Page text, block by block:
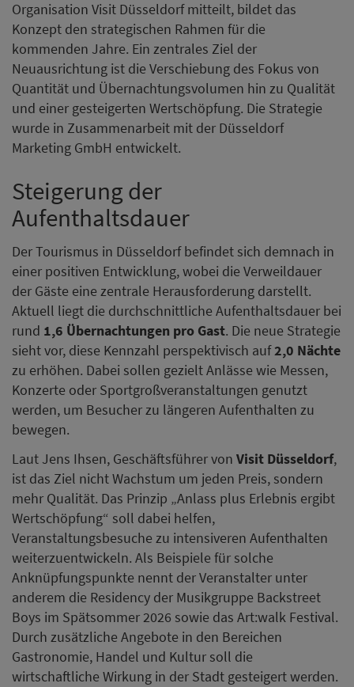
Organisation Visit Düsseldorf mitteilt, bildet das
Konzept den strategischen Rahmen für die
kommenden Jahre. Ein zentrales Ziel der
Neuausrichtung ist die Verschiebung des Fokus von
Quantität und Übernachtungsvolumen hin zu Qualität
und einer gesteigerten Wertschöpfung. Die Strategie
wurde in Zusammenarbeit mit der Düsseldorf
Marketing GmbH entwickelt.
Steigerung der
Aufenthaltsdauer
Der Tourismus in Düsseldorf befindet sich demnach in
einer positiven Entwicklung, wobei die Verweildauer
der Gäste eine zentrale Herausforderung darstellt.
Aktuell liegt die durchschnittliche Aufenthaltsdauer bei
rund 1,6 Übernachtungen pro Gast. Die neue Strategie
sieht vor, diese Kennzahl perspektivisch auf2,0 Nächte
zu erhöhen. Dabei sollen gezielt Anlässe wie Messen,
Konzerte oder Sportgroßveranstaltungen genutzt
werden, um Besucher zu längeren Aufenthalten zu
bewegen.
Laut Jens Ihsen, Geschäftsführer von Visit Düsseldorf,
ist das Ziel nicht Wachstum um jeden Preis, sondern
mehr Qualität. Das Prinzip „Anlass plus Erlebnis ergibt
Wertschöpfung“ soll dabei helfen,
Veranstaltungsbesuche zu intensiveren Aufenthalten
weiterzuentwickeln. Als Beispiele für solche
Anknüpfungspunkte nennt der Veranstalter unter
anderem die Residency der Musikgruppe Backstreet
Boys im Spätsommer 2026 sowie das Art:walk Festival.
Durch zusätzliche Angebote in den Bereichen
Gastronomie, Handel und Kultur soll die
wirtschaftliche Wirkung in der Stadt gesteigert werden.